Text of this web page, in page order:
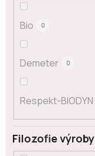
Bio 0
Demeter 0
Respekt-BIODYN
Filozofie výroby